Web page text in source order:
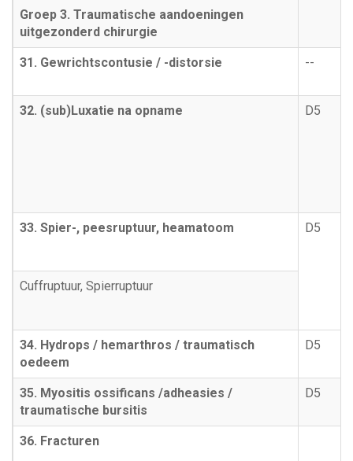
Groep 3. Traumatische aandoeningen
uitgezonderd chirurgie
31. Gewrichtscontusie / -distorsie --
32. (sub)Luxatie na opname D5
33. Spier-, peesruptuur, heamatoom D5
Cuffruptuur, Spierruptuur
34. Hydrops / hemarthros / traumatisch
oedeem
D5
35. Myositis ossificans /adheasies /
traumatische bursitis
D5
36. Fracturen